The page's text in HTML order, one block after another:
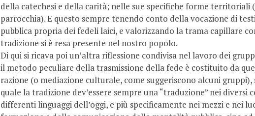
della catechesi e della carità; nelle sue specifiche forme territoriali
parrocchia). E questo sempre tenendo conto della vocazione di
pubblica propria dei fedeli laici, e valorizzando la trama capillare
tradizione si è resa presente nel nostro popolo.
Di qui si ricava poi un’altra riflessione condivisa nel lavoro dei
il metodo peculiare della trasmissione della fede è costituito da
razione (o mediazione culturale, come suggeriscono alcuni gruppi),
quale la tradizione dev’essere sempre una “traduzione” nei diversi
differenti linguaggi dell’oggi, e più specificamente nei mezzi e nei